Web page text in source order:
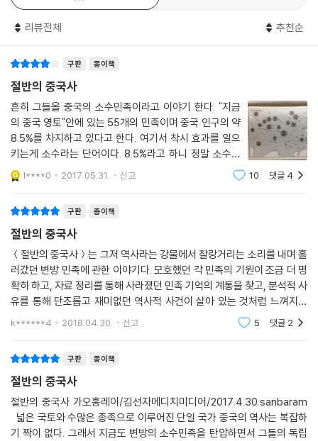
담한 창의성 764 | 민월 767 | 조타와 남월 770 | 천고일녀 774 | 위대한
결정 778 | 따이·까다이어파 10자매 781
제16장 서남이
윈난에 도착하다 795 | 남중의 큰 성씨들 798 | 남조와 토번, 당이 써내려
간 ‘삼국지’ 800 | 단씨의 대리국 803 | 꼭두각시 왕 805 | 티베트·버마어
파의 형제자매들 809
제17장 복
사의 필연 831 | 침묵을 선택하다 833 | ‘파천황’ 이야기 834 | 애뢰왕 83
제18장 누란
머나먼 오아시스 저편 851 | 실크로드의 보석 853 | 누란의 이름이 바뀌
다 855 | 신비롭게 사라지다 858 | 놀라운 사건이 일어나다 863 | 누란에
묻다 866
옮긴이의 말 869
찾아보기 1038
질렀다거나, 온 집안에 붉은 빛이 가득하거나 혹은 행성이 떨어졌다는 등
의 이야기가 나오는 것과 비슷하다.
저자는 오랜 공력을 바탕으로 북방 초원을 치달렸던 유목민족들의 역사를
서술하고, 중원의 왕조를 위협했던 토번이나 서하 영웅들의 이야기를 써
내려간다. 그리고 우리에게는 낯선 서남부 지역의 여러 왕조들에 얽힌 이
야기도 들려준다. 그래서 이 책은 매우 낯설고 신비로우며 흥미롭다. 한 권
의 책 안에서 과거 중국 땅에 존재했던 여러 민족들의 이야기를 한꺼번에
볼 수 있다는 것은 이 책의 가장 빼어난 장점이다. 그리고 동시에 저자가 이
책의 제목을 왜 ‘절반의 중국사’라고 붙였는지 이해하게 해준다.
정체성을 설명하는데 여전히 유효하다. 지금까지 국내에서 한족과 각축을
데 모아둔 책은 없었다. 중국 내 여러 민족의 역사를 집대성한 이 책은 그동
안 우리가 알지 못했던, 혹은 굳이 알려고 하지 않았던 또 다른 기억을 훑어
볼 수 있는 기회를 독자들에게 제공한다. 저자가 들려주는 열여덟 개 민족
의 이야기를 따라가다 보면 지금 중국에 거주하는 소수민족들의 기원도 조
금은 알 수 있을 것이다. 나아가 중국이 어떻게 지금에 이르렀는지에 대해
보다 폭넓은 시각을 갖게 될 것이다.
이야기로 풀어낸 역사 교양서
동양신화 전문가가 번역하다
중국 국토자원 작가협회 부주석이자 중국 작가협회 회원인 저자는 작가답
게 다양한 시와 고사성어 등을 활용해 이야기로 역사를 풀어냈다. 엄밀한
역사서와 달리 개인적 감상과 비평도 곳곳에 들어 있다. 덕분에 중국에서
폭넓은 독자를 대상으로 하는 역사 교양서로 자리 잡았고 위구르어, 몽골
어, 키르기스어 등 여러 언어로 번역되었다.
는 중국 신화와 중국의 소수민족에 대한 활발한 연구뿐 아니라 일반 독자
를 위한 저술도 이어가고 있다. 작가가 쓴 역사 교양서이지만 일반 독자뿐
아니라 분야의 연구자들에게도 참고가 될 수 있도록 시와 고사성어는 물
론, 국내 독자들에게 낯선 지명과 인명에 대해서도 주석에서 상세하게 설
명했다.
리뷰전체 추천순
구판 종이책
절반의 중국사
흔히 그들을 중국의 소수민족이라고 이야기 한다. "지금
의 중국 영토"안에 있는 55개의 민족이며 중국 인구의 약
8.5%를 차지하고 있다고 한다. 여기서 착시 효과를 일으
키는게 소수라는 단어이다. 8.5%라고 하니 정말 소수민
족이구나라는 생각이 들지만 그곳이 어디인가 중국이다.
13억이라는 거대한 숫자와 비교하는 상대적 비율이 아닌
l****0 2017.05.31. 신고 10 댓글 4
구판 종이책
절반의 중국사
＜절반의 중국사＞는 그저 역사라는 강물에서 찰랑거리는 소리를 내며 흘
러갔던 변방 민족에 관한 이야기다. 모호했던 각 민족의 기원이 조금 더 명
확히 하고, 자료 정리를 통해 사라졌던 민족 기억의 계통을 찾고, 분석적 사
유를 통해 단조롭고 재미없던 역사적 사건이 살아 있는 것처럼 느껴지게
하는 것이 저자의 역할이었다고 말한다. 모두 18장으로 나누어 설명한다. 1
k******4 2018.04.30. 신고 5 댓글 2
구판 종이책
절반의 중국사
절반의 중국사 가오홍레이/김선자메디치미디어/2017.4.30.sanbaram
기 짝이 없다. 그래서 지금도 변방의 소수민족을 탄압하면서 그들의 독립